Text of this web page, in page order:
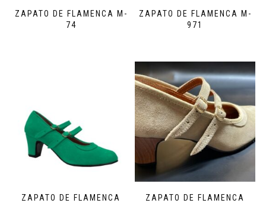
ZAPATO DE FLAMENCA M-
74
ZAPATO DE FLAMENCA M-
971
ZAPATO DE FLAMENCA
ZAPATO DE FLAMENCA